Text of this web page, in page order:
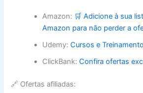
Amazon: 🛒 Adicione à sua
Amazon para não perder a
Udemy:Cursos e
ClickBank:Confira ofertas
🔗 Ofertas afiliadas: